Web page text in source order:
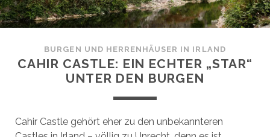
BURGEN UND HERRENHÄUSER IN IRLAND
CAHIR CASTLE: EIN ECHTER „STAR“
UNTER DEN BURGEN
Cahir Castle gehört eher zu den unbekannteren